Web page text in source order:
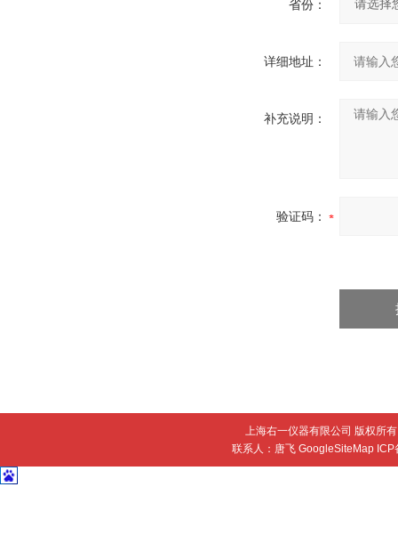
省份：
详细地址：
补充说明：
验证码：
上海右一仪器有限公司 版权所
联系人：唐飞GoogleSiteMap ICP